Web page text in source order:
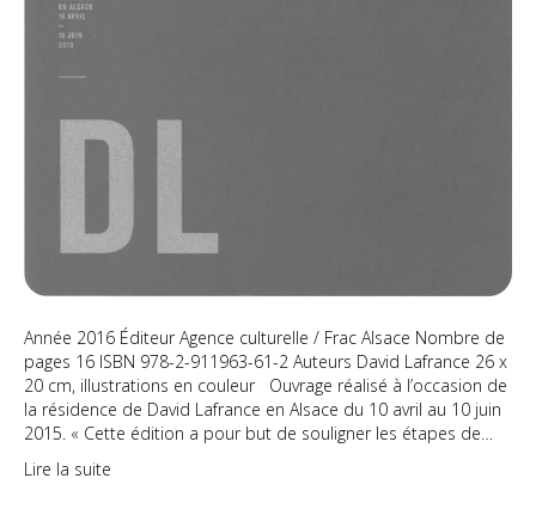
Année 2016 Éditeur Agence culturelle / Frac Alsace Nombre de
pages 16 ISBN 978-2-911963-61-2 Auteurs David Lafrance 26 x
20 cm, illustrations en couleur Ouvrage réalisé à l’occasion de
la résidence de David Lafrance en Alsace du 10 avril au 10 juin
2015. « Cette édition a pour but de souligner les étapes de…
Lire la suite